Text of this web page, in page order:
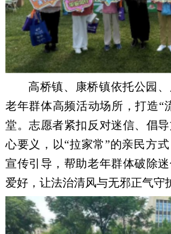
高桥镇、康桥镇依托公园
老年群体高频活动场所，打造“
堂。志愿者紧扣反对迷信、倡
心要义，以“拉家常”的亲民方
宣传引导，帮助老年群体破除
爱好，让法治清风与无邪正气守